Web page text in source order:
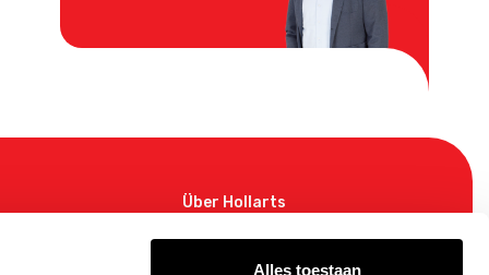
Alles toestaan
Über Hollarts